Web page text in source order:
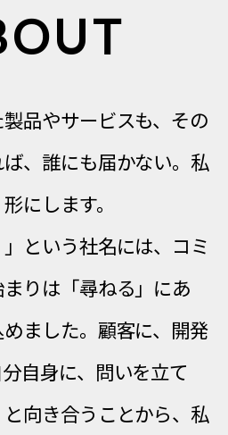
品やサービスも、その
、誰にも届かない。私
にします。
」という社名には、コミ
りは「尋ねる」にあ
ました。顧客に、開発
自身に、問いを立て
向き合うことから、私